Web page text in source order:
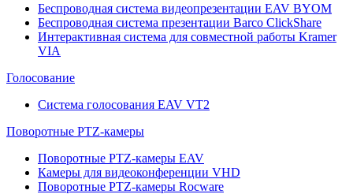
Беспроводная система видеопрезентации EAV BYOM
Беспроводная система презентации Barco ClickShare
Интерактивная система для совместной работы Kramer
VIA
Голосование
Система голосования EAV VT2
Поворотные PTZ-камеры
Поворотные PTZ-камеры EAV
Камеры для видеоконференции VHD
Поворотные PTZ-камеры Rocware